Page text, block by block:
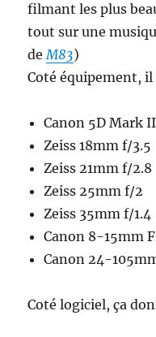
filmant les plus
tout sur une
deM83)
Coté équipement,
Canon 5D Mark
Zeiss 18mm f/3.5
Zeiss 21mm f/2.8
Zeiss 25mm f/2
Zeiss 35mm f/1.4
Canon 8-15mm
Canon 24-
Coté logiciel, ça